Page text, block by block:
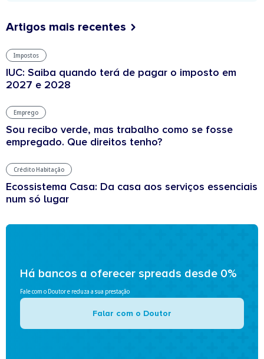
Artigos mais recentes
Impostos
IUC: Saiba quando terá de pagar o imposto em
2027 e 2028
Emprego
Sou recibo verde, mas trabalho como se fosse
empregado. Que direitos tenho?
Crédito Habitação
Ecossistema Casa: Da casa aos serviços essenciais
num só lugar
Há bancos a oferecer spreads desde 0%
Fale com o Doutor e reduza a sua prestação
Falar com o Doutor